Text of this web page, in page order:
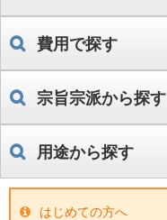
費用で探す
宗旨宗派から探す
用途から探す
はじめての方へ